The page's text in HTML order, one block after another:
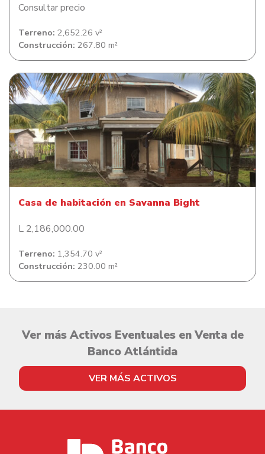
Consultar precio
Terreno: 2,652.26 v²
Construcción: 267.80 m²
Casa de habitación en Savanna Bight
Casa de habitación en Savanna Bight
L 2,186,000.00
Terreno: 1,354.70 v²
Construcción: 230.00 m²
Ver más Activos Eventuales en Venta de
Banco Atlántida
VER MÁS ACTIVOS